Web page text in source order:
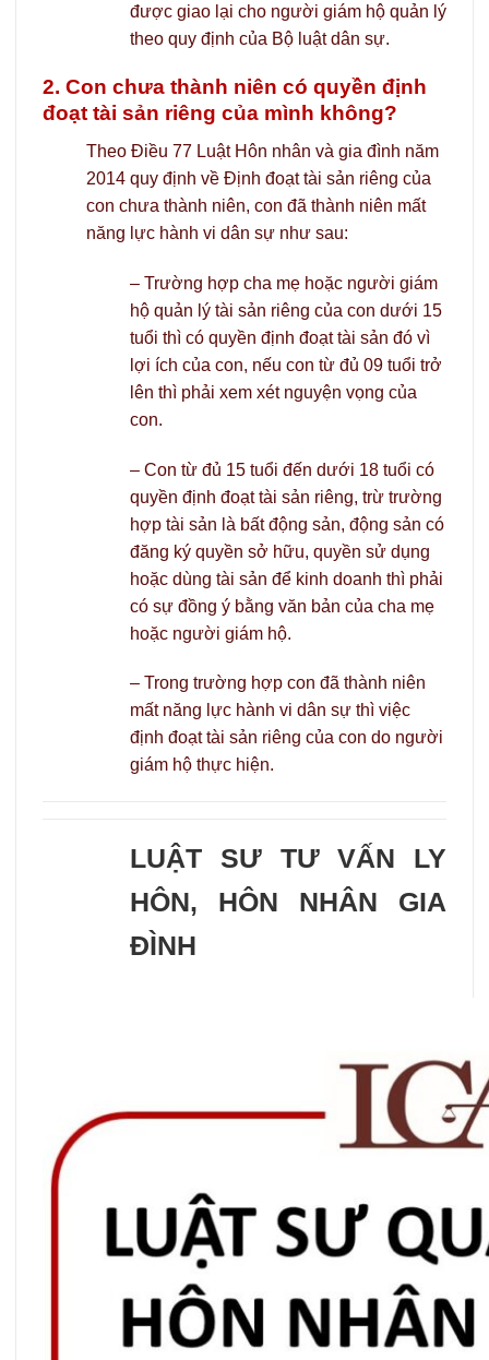
được giao lại cho người giám hộ quản lý
theo quy định của Bộ luật dân sự.
2. Con chưa thành niên có quyền định
đoạt tài sản riêng của mình không?
Theo Điều 77 Luật Hôn nhân và gia đình năm
2014 quy định về Định đoạt tài sản riêng của
con chưa thành niên, con đã thành niên mất
năng lực hành vi dân sự như sau:
– Trường hợp cha mẹ hoặc người giám
hộ quản lý tài sản riêng của con dưới 15
tuổi thì có quyền định đoạt tài sản đó vì
lợi ích của con, nếu con từ đủ 09 tuổi trở
lên thì phải xem xét nguyện vọng của
con.
– Con từ đủ 15 tuổi đến dưới 18 tuổi có
quyền định đoạt tài sản riêng, trừ trường
hợp tài sản là bất động sản, động sản có
đăng ký quyền sở hữu, quyền sử dụng
hoặc dùng tài sản để kinh doanh thì phải
có sự đồng ý bằng văn bản của cha mẹ
hoặc người giám hộ.
– Trong trường hợp con đã thành niên
mất năng lực hành vi dân sự thì việc
định đoạt tài sản riêng của con do người
giám hộ thực hiện.
LUẬT SƯ TƯ VẤN LY
HÔN, HÔN NHÂN GIA
ĐÌNH